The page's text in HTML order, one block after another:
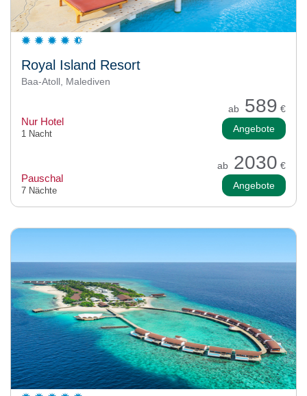
Royal Island Resort
Baa-Atoll, Malediven
ab 589 €
Nur Hotel
1 Nacht Angebote
ab 2030 €
Pauschal
7 Nächte Angebote